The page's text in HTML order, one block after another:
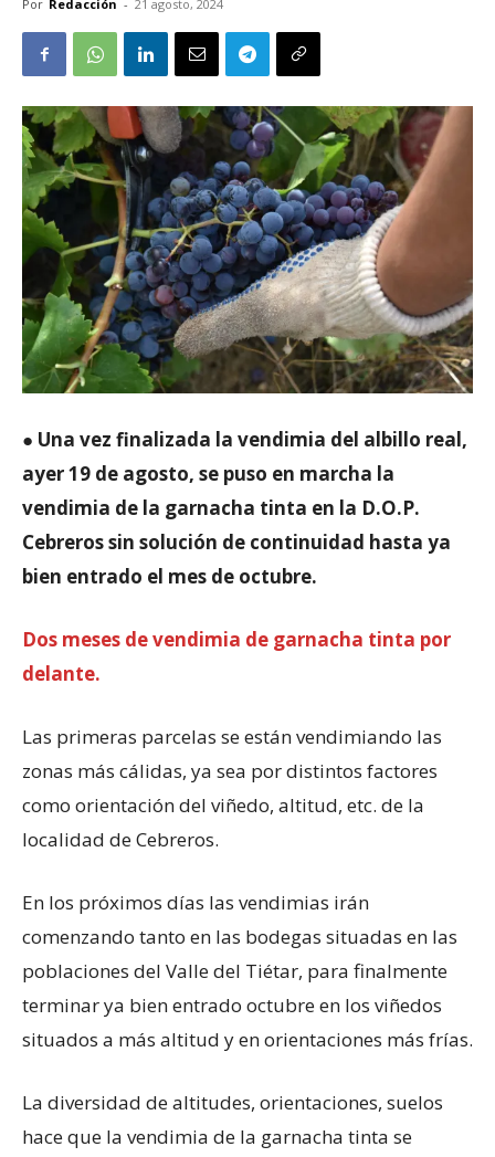
Por Redacción - 21 agosto, 2024
● Una vez finalizada la vendimia del albillo real,
ayer 19 de agosto, se puso en marcha la
vendimia de la garnacha tinta en la D.O.P.
Cebreros sin solución de continuidad hasta ya
bien entrado el mes de octubre.
Dos meses de vendimia de garnacha tinta por
delante.
Las primeras parcelas se están vendimiando las
zonas más cálidas, ya sea por distintos factores
como orientación del viñedo, altitud, etc. de la
localidad de Cebreros.
En los próximos días las vendimias irán
comenzando tanto en las bodegas situadas en las
poblaciones del Valle del Tiétar, para finalmente
terminar ya bien entrado octubre en los viñedos
situados a más altitud y en orientaciones más frías.
La diversidad de altitudes, orientaciones, suelos
hace que la vendimia de la garnacha tinta se